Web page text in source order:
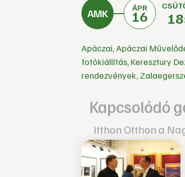
ÁPR
16
Apáczai,Apáczai
fotókiállítás, Keresztury
rendezvények,
Kapcsolódó
Itthon Otthon a